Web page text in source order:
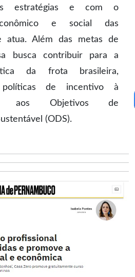
estratégias e com o
e social das
atua. Além das metas de
busca contribuir para a
da frota brasileira,
políticas de incentivo à
aos Objetivos de
(ODS).